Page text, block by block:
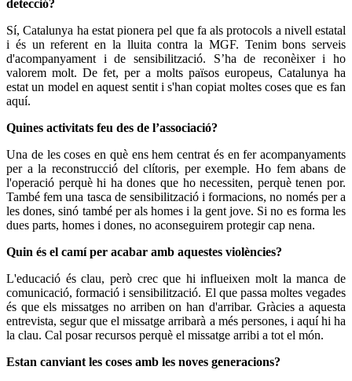
detecció?
Sí, Catalunya ha estat pionera pel que fa als protocols a nivell estatal
i és un referent en la lluita contra la MGF. Tenim bons serveis
d'acompanyament i de sensibilització. S’ha de reconèixer i ho
valorem molt. De fet, per a molts països europeus, Catalunya ha
estat un model en aquest sentit i s'han copiat moltes coses que es fan
aquí.
Quines activitats feu des de l’associació?
Una de les coses en què ens hem centrat és en fer acompanyaments
per a la reconstrucció del clítoris, per exemple. Ho fem abans de
l'operació perquè hi ha dones que ho necessiten, perquè tenen por.
També fem una tasca de sensibilització i formacions, no només per a
les dones, sinó també per als homes i la gent jove. Si no es forma les
dues parts, homes i dones, no aconseguirem protegir cap nena.
Quin és el camí per acabar amb aquestes violències?
L'educació és clau, però crec que hi influeixen molt la manca de
comunicació, formació i sensibilització. El que passa moltes vegades
és que els missatges no arriben on han d'arribar. Gràcies a aquesta
entrevista, segur que el missatge arribarà a més persones, i aquí hi ha
la clau. Cal posar recursos perquè el missatge arribi a tot el món.
Estan canviant les coses amb les noves generacions?